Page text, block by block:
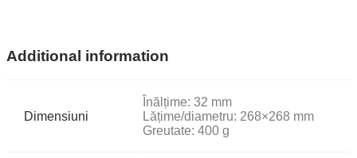
Additional information
Dimensiuni
Înălțime: 32 mm
Lățime/diametru: 268×268 mm
Greutate: 400 g